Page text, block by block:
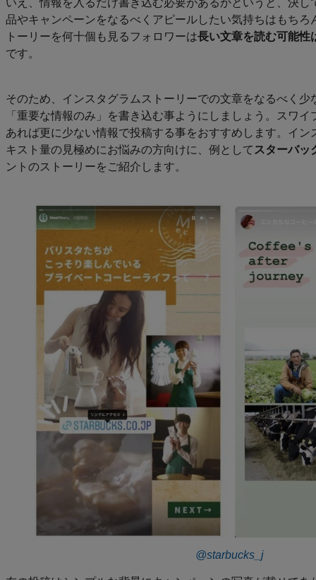
品やキャンペーンをなるべくアピールしたい気持ちはもち
トーリーを何十個も見るフォロワーは長い文章を読む可能性
です。
そのため、インスタグラムストーリーでの文章をなるべく少
「重要な情報のみ」を書き込む事ようにしましょう。スワ
あれば更に少ない情報で投稿する事をおすすめします。イ
キスト量の見極めにお悩みの方向けに、例としてスターバッ
ントのストーリーをご紹介します。
@starbucks_j